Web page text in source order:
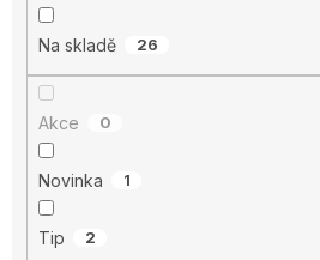
Na skladě 26
Akce 0
Novinka 1
Tip 2